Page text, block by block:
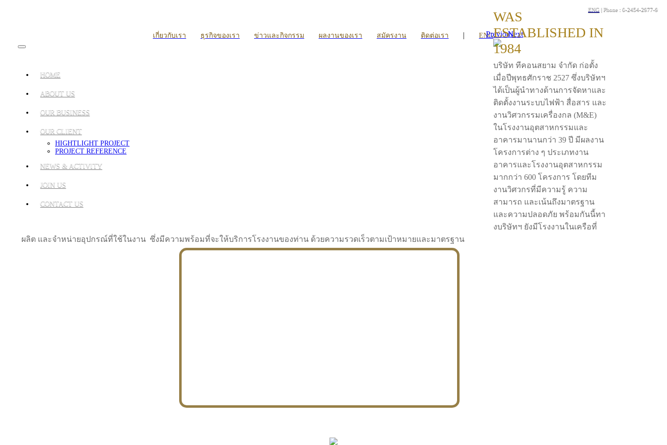
ENG | Phone : 0-2454-2977-9
เกี่ยวกับเรา ธุรกิจของเรา ข่าวและกิจกรรม ผลงานของเรา สมัครงาน ติดต่อเรา | ENG
HOME
ABOUT US
OUR BUSINESS
OUR CLIENT
HIGHTLIGHT PROJECT
PROJECT REFERENCE
NEWS & ACTIVITY
JOIN US
CONTACT US
PreviousNext
WAS
ESTABLISHED IN
1984
บริษัท ทีคอนสยาม จำกัด ก่อตั้ง
เมื่อปีพุทธศักราช 2527 ซึ่งบริษัทฯ
ได้เป็นผู้นำทางด้านการจัดหาและ
ติดตั้งงานระบบไฟฟ้า สื่อสาร และ
งานวิศวกรรมเครื่องกล (M&E)
ในโรงงานอุตสาหกรรมและ
อาคารมานานกว่า 39 ปี มีผลงาน
โครงการต่าง ๆ ประเภทงาน
อาคารและโรงงานอุตสาหกรรม
มากกว่า 600 โครงการ โดยทีม
งานวิศวกรที่มีความรู้ ความ
สามารถ และเน้นถึงมาตรฐาน
และความปลอดภัย พร้อมกันนี้ทา
งบริษัทฯ ยังมีโรงงานในเครือที่
ผลิต และจำหน่ายอุปกรณ์ที่ใช้ในงาน ซึ่งมีความพร้อมที่จะให้บริการโรงงานของท่าน ด้วยความรวดเร็วตามเป้าหมายและมาตรฐาน